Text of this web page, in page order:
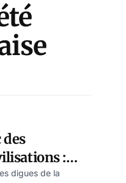
des
:
de deux
digues de la